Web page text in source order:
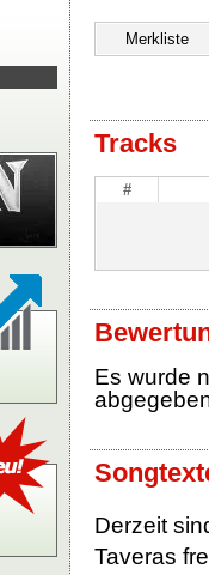
Tracks
#
Es wurde
Derzeit
Taveras